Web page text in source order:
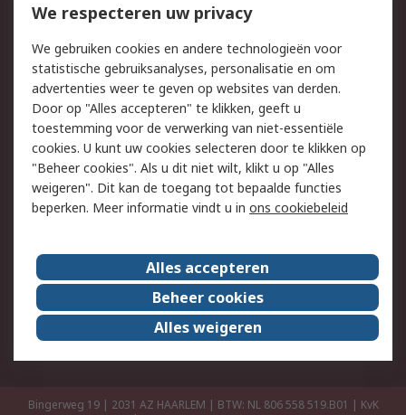
Bestellen
Inkoopoplossingen
Track & Trace
Wettelijk
Cookiebeleid
Email veiligheid
Privacybeleid
Websitevoorwaarden
Algemene
verkoopvoorwaarden
Over RS
RS Group
Over ons
RS wereldwijd
Werken bij RS
ESG
Bingerweg 19 | 2031 AZ HAARLEM | BTW: NL 806 558 519.B01 | KvK
We respecteren uw privacy
We gebruiken cookies en andere technologieën voor
statistische gebruiksanalyses, personalisatie en om
advertenties weer te geven op websites van derden.
Door op "Alles accepteren" te klikken, geeft u
toestemming voor de verwerking van niet-essentiële
cookies. U kunt uw cookies selecteren door te klikken op
"Beheer cookies". Als u dit niet wilt, klikt u op "Alles
weigeren". Dit kan de toegang tot bepaalde functies
beperken. Meer informatie vindt u in ons cookiebeleid
Alles accepteren
Beheer cookies
Alles weigeren